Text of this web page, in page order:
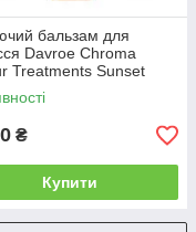
бальзам для
Davroe Chroma
Treatments Sunset
200 мл (3586)
₴
Купити